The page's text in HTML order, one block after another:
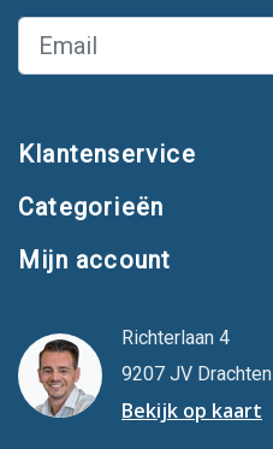
Klantenservice
Categorieën
Mijn account
Richterlaan 4
9207 JV Drachten
Bekijk op kaart